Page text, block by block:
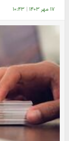
۱۷ مهر ۱۴۰۳ | ۱۰:۴۳